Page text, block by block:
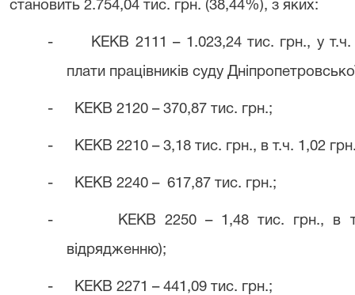
становить 2.754,04 тис. грн. (38,44%), з яких:
- КЕКВ 2111 – 1.023,24 тис. грн., у т.ч.
плати працівників суду
- КЕКВ 2120 – 370,87 тис. грн.;
- КЕКВ 2210 – 3,18 тис. грн., в т.ч. 1,02
- КЕКВ 2240 – 617,87 тис. грн.;
- КЕКВ 2250 – 1,48 тис. грн., в
відрядженню);
- КЕКВ 2271 – 441,09 тис. грн.;